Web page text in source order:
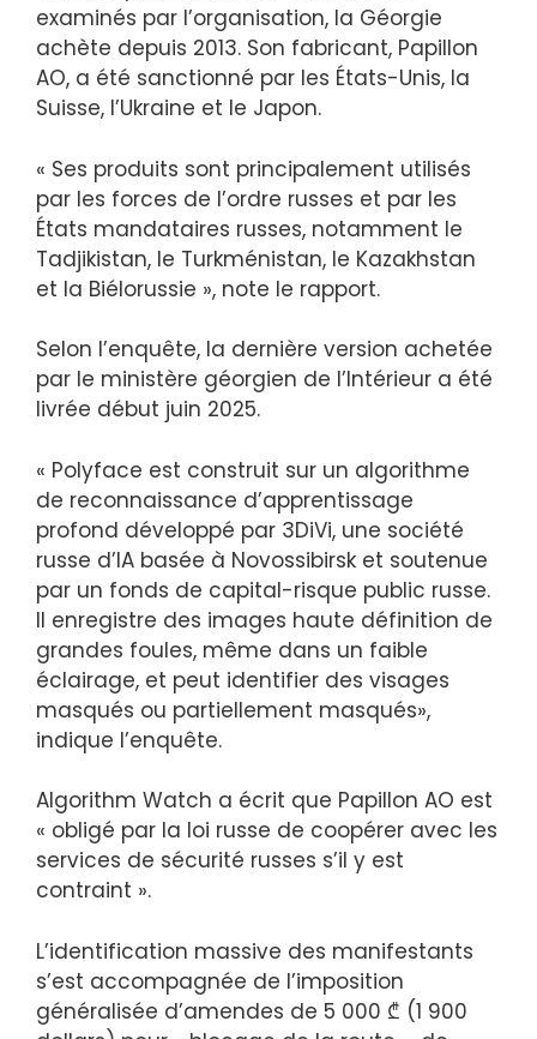
examinés par l’organisation, la Géorgie
achète depuis 2013. Son fabricant, Papillon
AO, a été sanctionné par les États-Unis, la
Suisse, l’Ukraine et le Japon.
« Ses produits sont principalement utilisés
par les forces de l’ordre russes et par les
États mandataires russes, notamment le
Tadjikistan, le Turkménistan, le Kazakhstan
et la Biélorussie », note le rapport.
Selon l’enquête, la dernière version achetée
par le ministère géorgien de l’Intérieur a été
livrée début juin 2025.
« Polyface est construit sur un algorithme
de reconnaissance d’apprentissage
profond développé par 3DiVi, une société
russe d’IA basée à Novossibirsk et soutenue
par un fonds de capital-risque public russe.
Il enregistre des images haute définition de
grandes foules, même dans un faible
éclairage, et peut identifier des visages
masqués ou partiellement masqués»,
indique l’enquête.
Algorithm Watch a écrit que Papillon AO est
« obligé par la loi russe de coopérer avec les
services de sécurité russes s’il y est
contraint ».
L’identification massive des manifestants
s’est accompagnée de l’imposition
généralisée d’amendes de 5 000 ₾ (1 900